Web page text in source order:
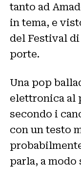
tanto ad
in tema, e
del Festival di
porte.
Una pop
elettronica al
secondo i
con un testo
parla, a